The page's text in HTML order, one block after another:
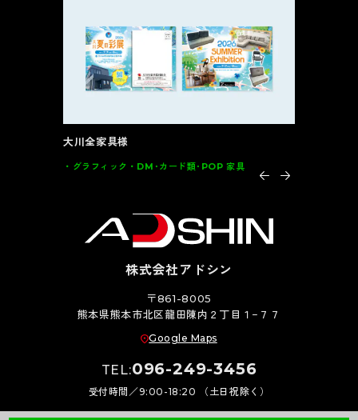
大川全家具様
グラフィック DM･カード類･POP 家具
株式会社アドシン
〒861-8005
熊本県熊本市北区龍田陳内２丁目１−７７
Google Maps
TEL:096-249-3456
受付時間／9:00-18:20 （土日祝除く）